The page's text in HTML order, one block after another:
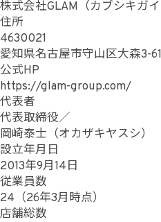
株式会社GLAM（カブシキガイ
住所
4630021
愛知県名古屋市守山区大森3-
公式HP
https://glam-group.com/
代表者
代表取締役／
岡崎泰士（オカザキヤスシ）
設立年月日
2013年9月14日
従業員数
24（26年3月時点）
店舗総数